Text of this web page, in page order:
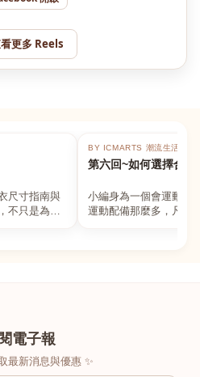
更多 Reels
尺寸指南與
不只是為了
BY ICMARTS 潮流生活百貨
第六回~如何選擇合適
小編身為一個會運動的
運動配備那麼多，凡舉
電子報
最新消息與優惠 ✨